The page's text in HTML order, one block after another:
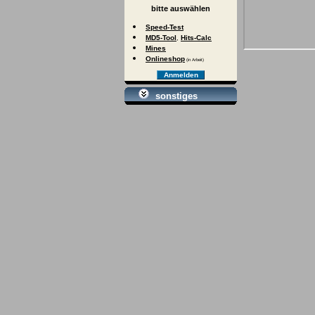
bitte auswählen
Speed-Test
MD5-Tool, Hits-Calc
Mines
Onlineshop (in Arbeit)
Anmelden
sonstiges